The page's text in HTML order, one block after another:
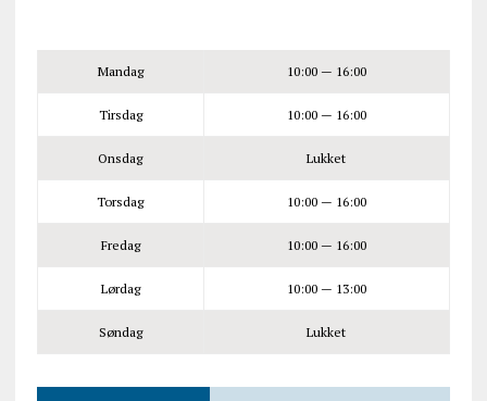
Mandag 10:00 — 16:00
Tirsdag 10:00 — 16:00
Onsdag Lukket
Torsdag 10:00 — 16:00
Fredag 10:00 — 16:00
Lørdag 10:00 — 13:00
Søndag Lukket